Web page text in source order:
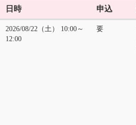
日時 申込
2026/08/22（土） 10:00～
12:00
要